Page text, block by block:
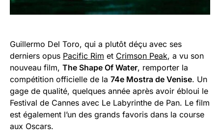
Guillermo Del Toro, qui a plutôt déçu avec ses
derniers opus Pacific Rim et Crimson Peak, a vu son
nouveau film, The Shape Of Water, remporter la
compétition officielle de la 74e Mostra de Venise. Un
gage de qualité, quelques année après avoir ébloui le
Festival de Cannes avec Le Labyrinthe de Pan. Le film
est également l’un des grands favoris dans la course
aux Oscars.